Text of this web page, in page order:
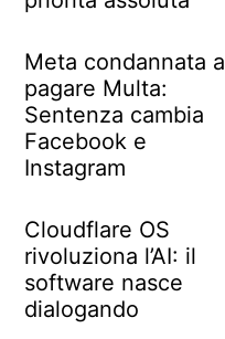
Meta condannata a
pagare Multa:
Sentenza cambia
Facebook e
Instagram
Cloudflare OS
rivoluziona l’AI: il
software nasce
dialogando